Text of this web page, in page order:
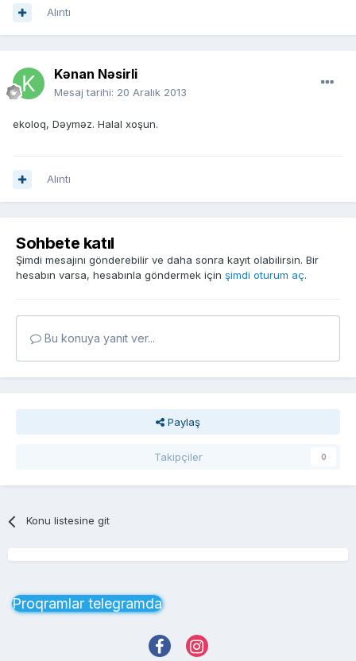
Alıntı
Kənan Nəsirli
Mesaj tarihi: 20 Aralık 2013
ekoloq, Dəyməz. Halal xoşun.
Alıntı
Sohbete katıl
Şimdi mesajını gönderebilir ve daha sonra kayıt olabilirsin. Bir
hesabın varsa, hesabınla göndermek için şimdi oturum aç.
Bu konuya yanıt ver...
Paylaş
Takipçiler 0
Konu listesine git
Proqramlar telegramda